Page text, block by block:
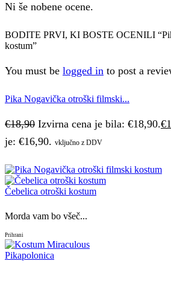
Ni še nobene ocene.
BODITE PRVI, KI BOSTE OCENILI
kostum”
You must be logged in to post a
Pika Nogavička otroški filmski...
€18,90 Izvirna cena je bila: €18,90.€
je: €16,90. vključno z DDV
Čebelica otroški kostum
Morda vam bo všeč...
Prihrani